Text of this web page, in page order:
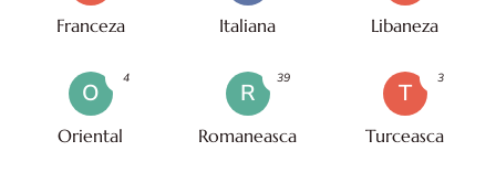
Franceza Italiana Libaneza
O
Oriental
4
R
Romaneasca
39
T
Turceasca
3